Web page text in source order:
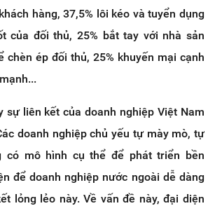
hàng, 37,5% lôi kéo và tuyển dụng
của đối thủ, 25% bắt tay với nhà sản
chèn ép đối thủ, 25% khuyến mại cạnh
sự liên kết của doanh nghiệp Việt Nam
doanh nghiệp chủ yếu tự mày mò, tự
có mô hình cụ thể để phát triển bền
để doanh nghiệp nước ngoài dễ dàng
lỏng lẻo này. Về vấn đề này, đại diện